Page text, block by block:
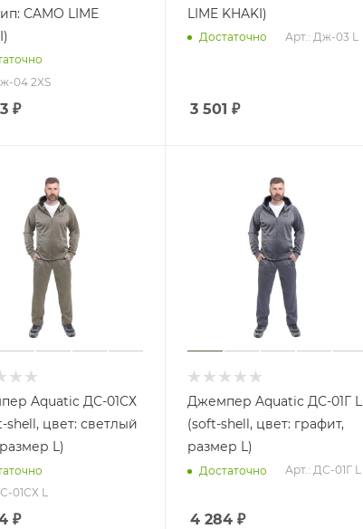
CAMO LIME
04 2XS
₽
LIME KHAKI)
Достаточно Арт.: Дж-03 L
3 501 ₽
Aquatic ДС-01СХ
shell, цвет: светлый
L)
01СХ L
₽
Джемпер Aquatic ДС-01Г L
(soft-shell, цвет: графит,
размер L)
Достаточно Арт.: ДС-01Г L
4 284 ₽